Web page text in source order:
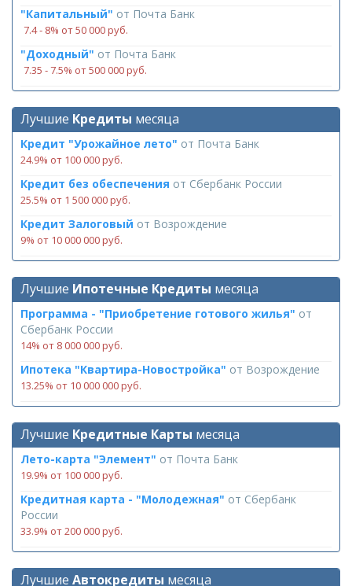
"Капитальный" от Почта Банк
7.4 ‑ 8% от 50 000 руб.
"Доходный" от Почта Банк
7.35 ‑ 7.5% от 500 000 руб.
Лучшие Кредиты месяца
Кредит "Урожайное лето" от Почта Банк
24.9% от 100 000 руб.
Кредит без обеспечения от Сбербанк России
25.5% от 1 500 000 руб.
Кредит Залоговый от Возрождение
9% от 10 000 000 руб.
Лучшие Ипотечные Кредиты месяца
Программа - "Приобретение готового жилья" от
Сбербанк России
14% от 8 000 000 руб.
Ипотека "Квартира-Новостройка" от Возрождение
13.25% от 10 000 000 руб.
Лучшие Кредитные Карты месяца
Лето-карта "Элемент" от Почта Банк
19.9% от 100 000 руб.
Кредитная карта - "Молодежная" от Сбербанк
России
33.9% от 200 000 руб.
Лучшие Автокредиты месяца